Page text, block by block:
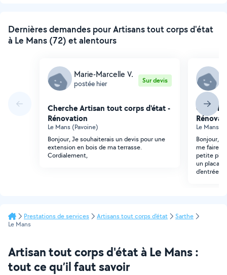
Dernières demandes pour Artisans tout corps d'état
à Le Mans (72) et alentours
Marie-Marcelle V.
postée hier Sur devis
Cherche Artisan tout corps d'état -
Rénovation
Le Mans (Pavoine)
Bonjour, Je souhaiterais un devis pour une
extension en bois de ma terrasse.
Cordialement,
Le Mans
Bonjour,
me faire
petite
un
d'entrée
Prestations de services Artisans tout corps d'état
Sarthe
Le Mans
Artisan tout corps d'état à Le Mans :
tout ce qu’il faut savoir